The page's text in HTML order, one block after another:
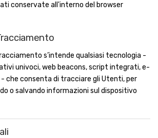
conservate all'interno del browser
s’intende qualsiasi tecnologia -
univoci, web beacons, script integrati, e-
che consenta di tracciare gli Utenti, per
o salvando informazioni sul dispositivo